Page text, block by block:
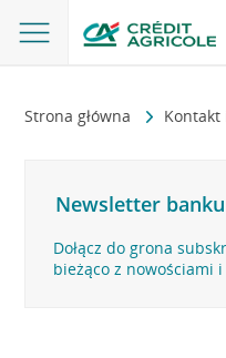
Strona główna Kontakt
Newsletter
Dołącz do grona
bieżąco z nowościami